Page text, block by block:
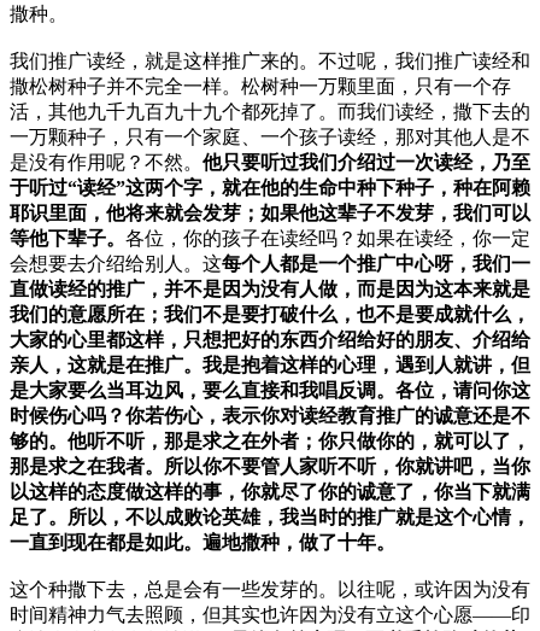
撒种。
我们推广读经，就是这样推广来的。不过呢，我们推广读经和
撒松树种子并不完全一样。松树种一万颗里面，只有一个存
活，其他九千九百九十九个都死掉了。而我们读经，撒下去的
一万颗种子，只有一个家庭、一个孩子读经，那对其他人是不
是没有作用呢？不然。 他只要听过我们介绍过一次读经，乃至
于听过“读经”这两个字，就在他的生命中种下种子，种在阿赖
耶识里面，他将来就会发芽；如果他这辈子不发芽，我们可以
等他下辈子。 各位，你的孩子在读经吗？如果在读经，你一定
会想要去介绍给别人。这每个人都是一个推广中心呀，我们一
直做读经的推广，并不是因为没有人做，而是因为这本来就是
我们的意愿所在；我们不是要打破什么，也不是要成就什么，
大家的心里都这样，只想把好的东西介绍给好的朋友、介绍给
亲人，这就是在推广。我是抱着这样的心理，遇到人就讲，但
是大家要么当耳边风，要么直接和我唱反调。各位，请问你这
时候伤心吗？你若伤心，表示你对读经教育推广的诚意还是不
够的。他听不听，那是求之在外者；你只做你的，就可以了，
那是求之在我者。所以你不要管人家听不听，你就讲吧，当你
以这样的态度做这样的事，你就尽了你的诚意了，你当下就满
足了。所以，不以成败论英雄，我当时的推广就是这个心情，
一直到现在都是如此。遍地撒种，做了十年。
这个种撒下去，总是会有一些发芽的。以往呢，或许因为没有
时间精神力气去照顾，但其实也许因为没有立这个心愿——印